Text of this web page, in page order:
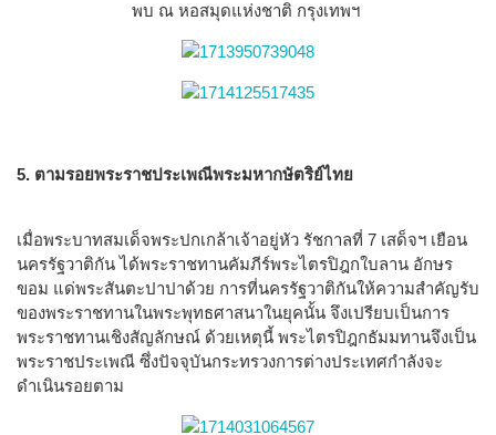
พบ ณ หอสมุดแห่งชาติ กรุงเทพฯ
5. ตามรอยพระราชประเพณีพระมหากษัตริย์ไทย
เมื่อพระบาทสมเด็จพระปกเกล้าเจ้าอยู่หัว รัชกาลที่ 7 เสด็จฯ เยือน
นครรัฐวาติกัน ได้พระราชทานคัมภีร์พระไตรปิฎกใบลาน อักษร
ขอม แด่พระสันตะปาปาด้วย การที่นครรัฐวาติกันให้ความสำคัญรับ
ของพระราชทานในพระพุทธศาสนาในยุคนั้น จึงเปรียบเป็นการ
พระราชทานเชิงสัญลักษณ์ ด้วยเหตุนี้ พระไตรปิฎกธัมมทานจึงเป็น
พระราชประเพณี ซึ่งปัจจุบันกระทรวงการต่างประเทศกำลังจะ
ดำเนินรอยตาม